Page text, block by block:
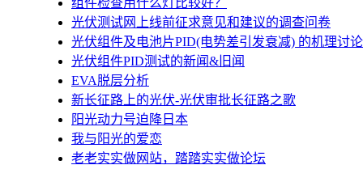
光伏测试网上线前征求意见和建议的调查问卷
光伏组件及电池片PID(电势差引发衰减) 的机理讨论
光伏组件PID测试的新闻&旧闻
EVA脱层分析
新长征路上的光伏-光伏审批长征路之歌
阳光动力号迫降日本
我与阳光的爱恋
老老实实做网站，踏踏实实做论坛